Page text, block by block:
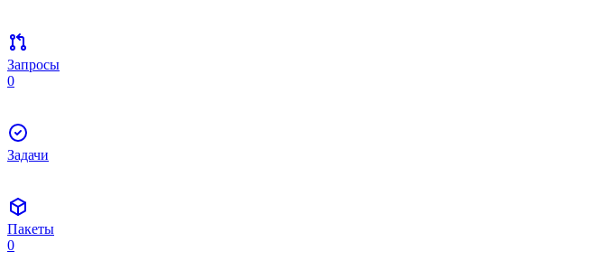
Запросы
0
Задачи
Пакеты
0